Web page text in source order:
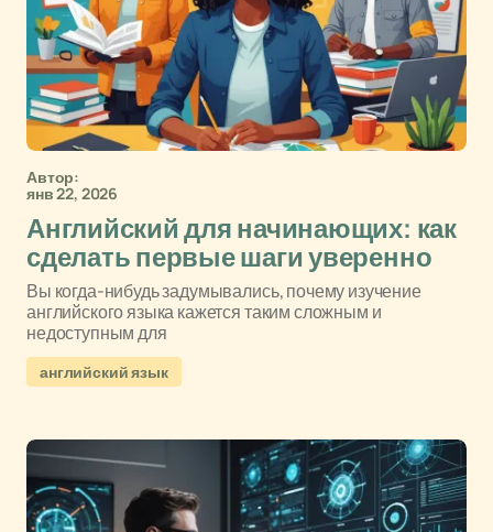
Автор:
янв 22, 2026
Английский для начинающих: как
сделать первые шаги уверенно
Вы когда-нибудь задумывались, почему изучение
английского языка кажется таким сложным и
недоступным для
английский язык